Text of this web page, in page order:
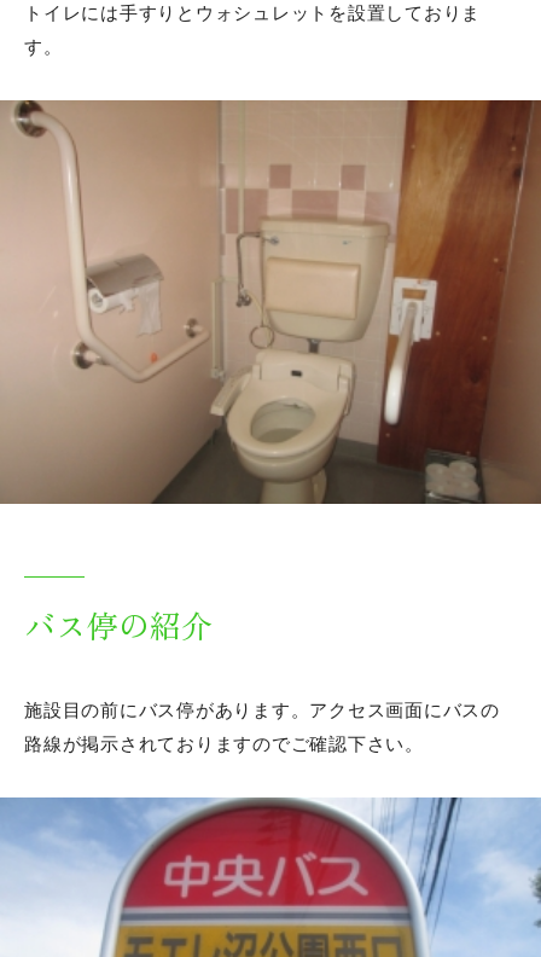
トイレには手すりとウォシュレットを設置しておりま
す。
バス停の紹介
施設目の前にバス停があります。アクセス画面にバスの
路線が掲示されておりますのでご確認下さい。